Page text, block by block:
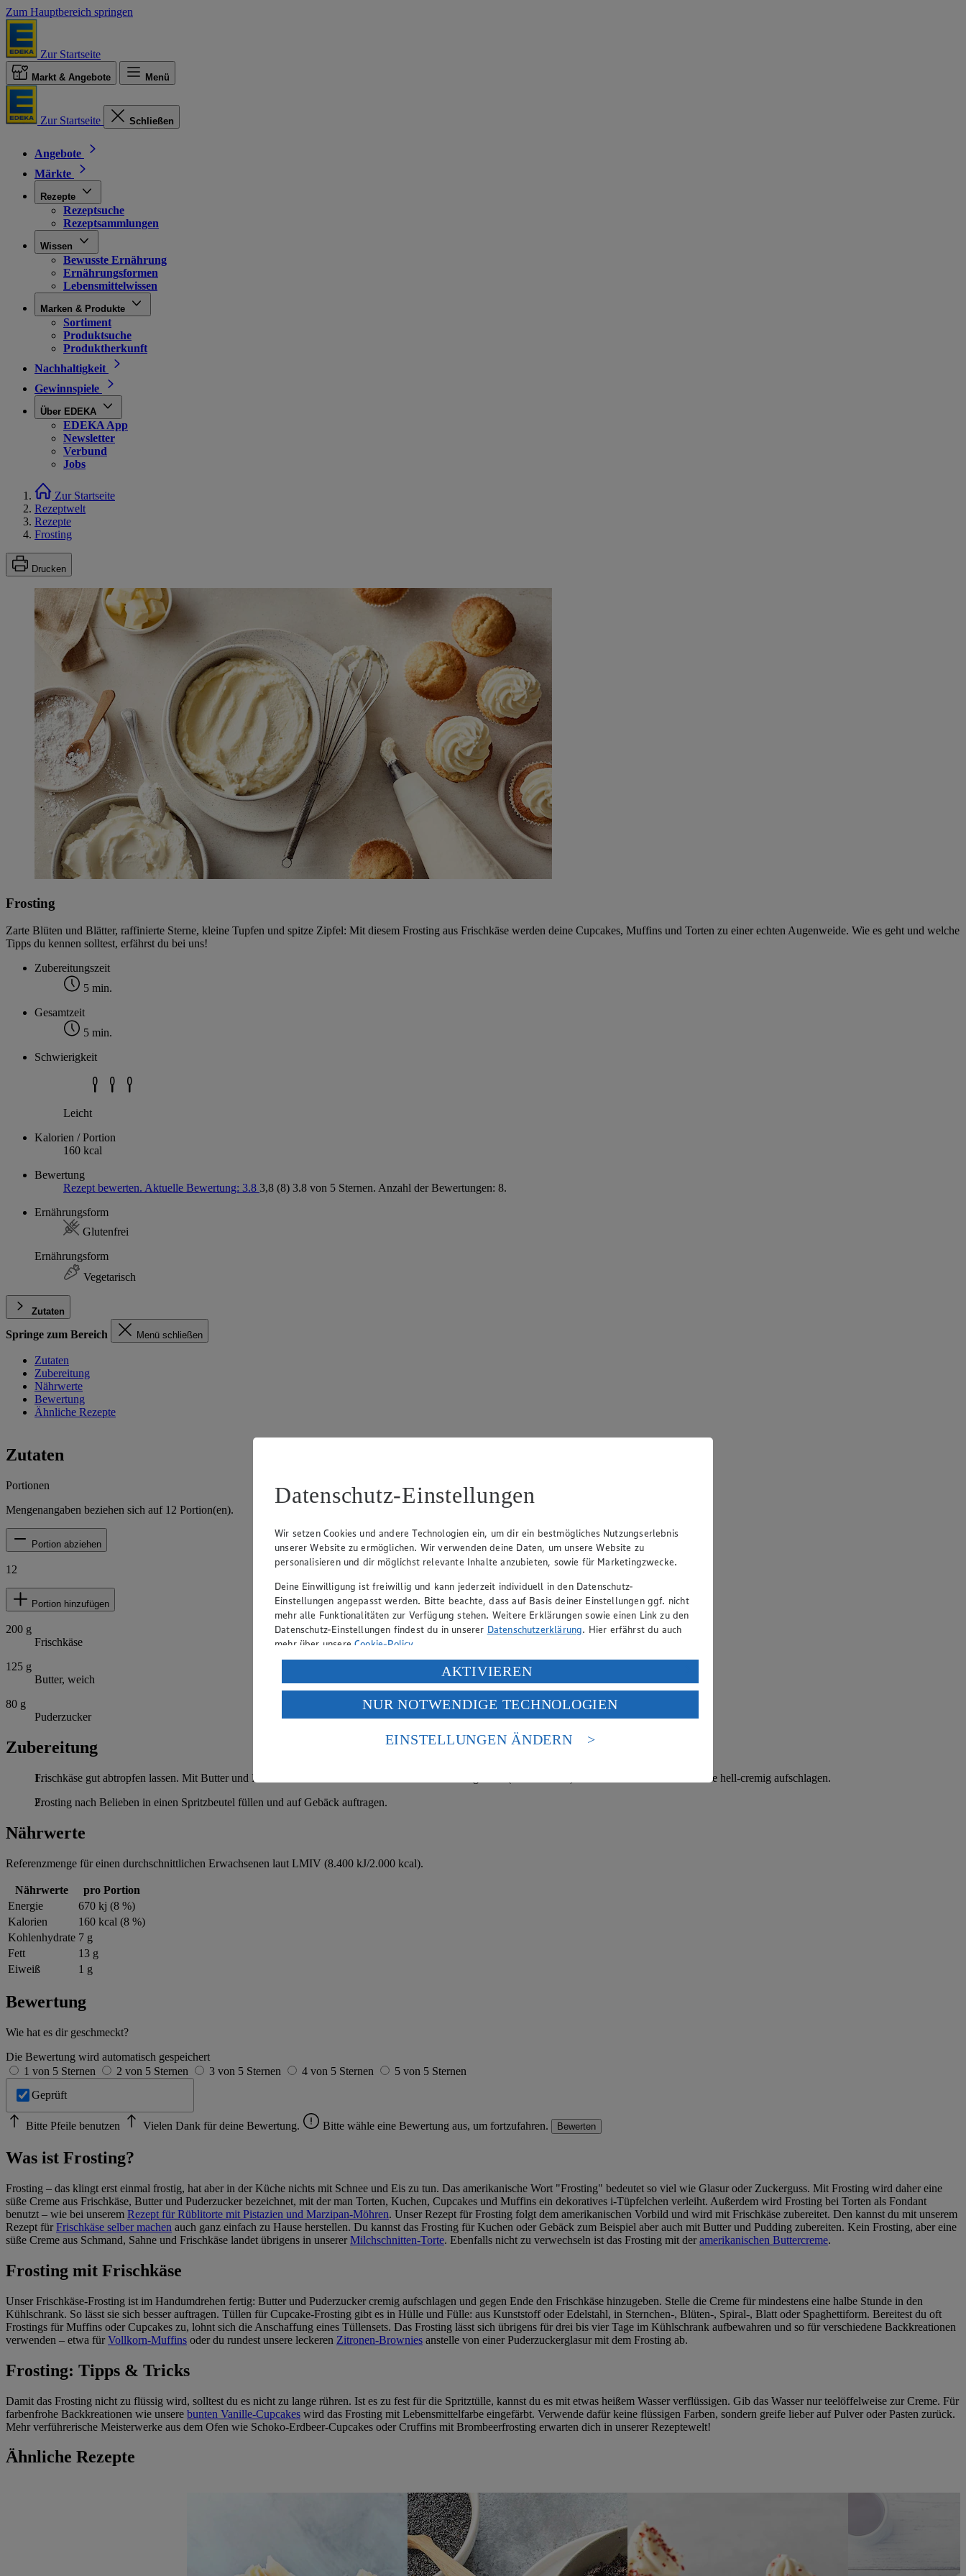
Zum Hauptbereich springen
Zur Startseite
Markt & Angebote Menü
Zur Startseite Schließen
Angebote
Märkte
Rezepte
Rezeptsuche
Rezeptsammlungen
Wissen
Bewusste Ernährung
Ernährungsformen
Lebensmittelwissen
Marken & Produkte
Sortiment
Produktsuche
Produktherkunft
Nachhaltigkeit
Gewinnspiele
Über EDEKA
EDEKA App
Newsletter
Verbund
Jobs
Zur Startseite
Rezeptwelt
Rezepte
Frosting
Drucken
Frosting
Zarte Blüten und Blätter, raffinierte Sterne, kleine Tupfen und spitze Zipfel: Mit diesem Frosting aus Frischkäse werden deine Cupcakes, Muffins und Torten zu einer echten Augenweide. Wie es geht und welche
Tipps du kennen solltest, erfährst du bei uns!
Zubereitungszeit
5 min.
Gesamtzeit
5 min.
Schwierigkeit
Leicht
Kalorien / Portion
160 kcal
Bewertung
Rezept bewerten. Aktuelle Bewertung: 3.8 3,8 (8) 3.8 von 5 Sternen. Anzahl der Bewertungen: 8.
Ernährungsform
Glutenfrei
Ernährungsform
Vegetarisch
Zutaten
Springe zum Bereich Menü schließen
Zutaten
Zubereitung
Nährwerte
Bewertung
Ähnliche Rezepte
Zutaten
Portionen
Mengenangaben beziehen sich auf 12 Portion(en).
Portion abziehen
12
Portion hinzufügen
200 g
Frischkäse
125 g
Butter, weich
80 g
Puderzucker
Zubereitung
Frischkäse gut abtropfen lassen. Mit Butter und Puderzucker unter Zuhilfenahme eines Handrührgerätes (Schneebesen) 2-3 Minuten auf höchster Stufe hell-cremig aufschlagen.
Frosting nach Belieben in einen Spritzbeutel füllen und auf Gebäck auftragen.
Nährwerte
Referenzmenge für einen durchschnittlichen Erwachsenen laut LMIV (8.400 kJ/2.000 kcal).
Nährwerte
pro Portion
Energie
670 kj (8 %)
Kalorien
160 kcal (8 %)
Kohlenhydrate 7 g
Fett
13 g
Eiweiß
1 g
Bewertung
Wie hat es dir geschmeckt?
Die Bewertung wird automatisch gespeichert
1 von 5 Sternen
2 von 5 Sternen 3 von 5 Sternen 4 von 5 Sternen
5 von 5 Sternen
Geprüft
Bitte Pfeile benutzen Vielen Dank für deine Bewertung. Bitte wähle eine Bewertung aus, um fortzufahren. Bewerten
Was ist Frosting?
Frosting – das klingt erst einmal frostig, hat aber in der Küche nichts mit Schnee und Eis zu tun. Das amerikanische Wort "Frosting" bedeutet so viel wie Glasur oder Zuckerguss. Mit Frosting wird daher eine
süße Creme aus Frischkäse, Butter und Puderzucker bezeichnet, mit der man Torten, Kuchen, Cupcakes und Muffins ein dekoratives i-Tüpfelchen verleiht. Außerdem wird Frosting bei Torten als Fondant
benutzt – wie bei unserem Rezept für Rüblitorte mit Pistazien und Marzipan-Möhren. Unser Rezept für Frosting folgt dem amerikanischen Vorbild und wird mit Frischkäse zubereitet. Den kannst du mit unserem
Rezept fürFrischkäse selber machen auch ganz einfach zu Hause herstellen. Du kannst das Frosting für Kuchen oder Gebäck zum Beispiel aber auch mit Butter und Pudding zubereiten. Kein Frosting, aber eine
süße Creme aus Schmand, Sahne und Frischkäse landet übrigens in unsererMilchschnitten-Torte. Ebenfalls nicht zu verwechseln ist das Frosting mit deramerikanischen Buttercreme.
Frosting mit Frischkäse
Unser Frischkäse-Frosting ist im Handumdrehen fertig: Butter und Puderzucker cremig aufschlagen und gegen Ende den Frischkäse hinzugeben. Stelle die Creme für mindestens eine halbe Stunde in den
Kühlschrank. So lässt sie sich besser auftragen. Tüllen für Cupcake-Frosting gibt es in Hülle und Fülle: aus Kunststoff oder Edelstahl, in Sternchen-, Blüten-, Spiral-, Blatt oder Spaghettiform. Bereitest du oft
Frostings für Muffins oder Cupcakes zu, lohnt sich die Anschaffung eines Tüllensets. Das Frosting lässt sich übrigens für drei bis vier Tage im Kühlschrank aufbewahren und so für verschiedene Backkreationen
verwenden – etwa fürVollkorn-Muffins oder du rundest unsere leckeren Zitronen-Brownies anstelle von einer Puderzuckerglasur mit dem Frosting ab.
Frosting: Tipps & Tricks
Damit das Frosting nicht zu flüssig wird, solltest du es nicht zu lange rühren. Ist es zu fest für die Spritztülle, kannst du es mit etwas heißem Wasser verflüssigen. Gib das Wasser nur teelöffelweise zur Creme. Für
farbenfrohe Backkreationen wie unsere bunten Vanille-Cupcakes wird das Frosting mit Lebensmittelfarbe eingefärbt. Verwende dafür keine flüssigen Farben, sondern greife lieber auf Pulver oder Pasten zurück.
Mehr verführerische Meisterwerke aus dem Ofen wie Schoko-Erdbeer-Cupcakes oder Cruffins mit Brombeerfrosting erwarten dich in unserer Rezeptewelt!
Ähnliche Rezepte
Datenschutz-Einstellungen
Wir setzen Cookies und andere Technologien ein, um dir ein bestmögliches Nutzungserlebnis
unserer Website zu ermöglichen. Wir verwenden deine Daten, um unsere Website zu
personalisieren und dir möglichst relevante Inhalte anzubieten, sowie für Marketingzwecke.
Deine Einwilligung ist freiwillig und kann jederzeit individuell in den Datenschutz-
Einstellungen angepasst werden. Bitte beachte, dass auf Basis deiner Einstellungen ggf. nicht
mehr alle Funktionalitäten zur Verfügung stehen. Weitere Erklärungen sowie einen Link zu den
Datenschutz-Einstellungen findest du in unserer Datenschutzerklärung. Hier erfährst du auch
mehr über unsereCookie-Policy.
Verarbeitung deiner personenbezogenen Daten in den USA durch Facebook und YouTube:
Wenn du auf „Aktivieren“ klickst, willigst du im Sinne des Art. 49 Abs. 1 Satz 1 lit. a) DSGVO
ein, dass deine Daten in den USA verarbeitet werden. Der EuGH sieht die USA als Land mit
einem nach europäischen Standards nicht angemessenen Datenschutzniveau an. Es besteht das
Risiko eines Zugriffs durch US-amerikanische Behörden.
AKTIVIEREN
NUR NOTWENDIGE TECHNOLOGIEN
EINSTELLUNGEN ÄNDERN